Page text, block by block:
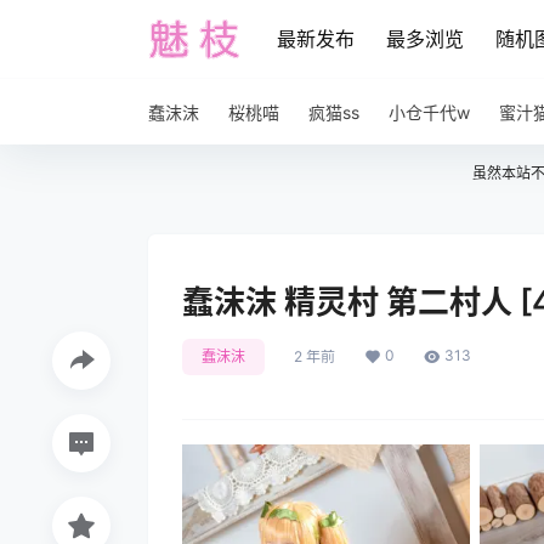
最新发布 最多浏览 随机
蠢沫沫 桜桃喵 疯猫ss 小仓千代w 蜜汁
虽然本站
蠢沫沫 精灵村 第二村人
蠢沫沫 2 年前 0 313